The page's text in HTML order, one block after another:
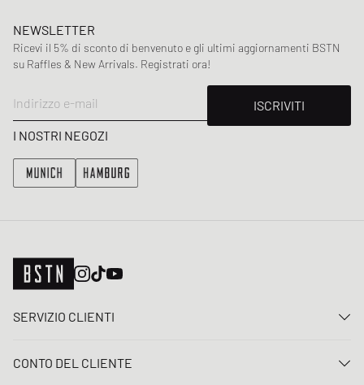
NEWSLETTER
Ricevi il 5% di sconto di benvenuto e gli ultimi aggiornamenti BSTN
su Raffles & New Arrivals. Registrati ora!
Indirizzo e-mail
ISCRIVITI
I NOSTRI NEGOZI
SERVIZIO CLIENTI
FAQ
CONTO DEL CLIENTE